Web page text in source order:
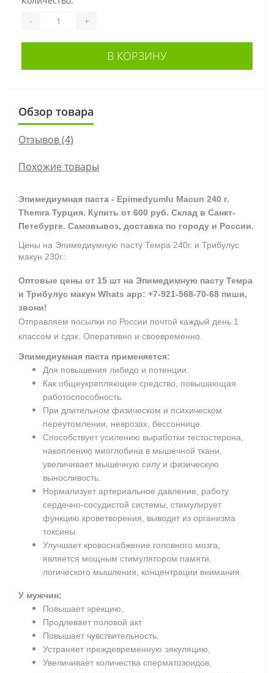
- +
В КОРЗИНУ
Обзор товара
Отзывов (4)
Похожие товары
Эпимедиумная паста - Epimedyumlu Macun 240 г.
Themra Турция. Купить от 600 руб. Склад в Санкт-
Петебурге. Самовывоз, доставка по городу и России.
Цены на Эпимедиумную пасту Темра 240г. и Трибулус
макун 230г.:
Оптовые цены от 15 шт на Эпимедимную пасту Темра
и Трибулус макун Whats app: +7-921-568-70-68 пиши,
звони!
Отправляем посылки по России почтой каждый день 1
классом и сдэк. Оперативно и своевременно.
Эпимедиумная паста применяется:
Для повышения либидо и потенции.
Как общеукрепляющее средство, повышающая
работоспособность.
При длительном физическом и психическом
переутомлении, неврозах, бессоннице.
Способствует усилению выработки тестостерона,
накоплению миоглобина в мышечной ткани,
увеличивает мышечную силу и физическую
выносливость.
Нормализует артериальное давление, работу
сердечно-сосудистой системы, стимулирует
функцию кроветворения, выводит из организма
токсины.
Улучшает кровоснабжение головного мозга,
является мощным стимулятором памяти,
логического мышления, концентрации внимания.
У мужчин:
Повышает эрекцию,
Продлевает половой акт
Повышает чувствительность,
Устраняет преждевременную эякуляцию,
Увеличивает количества сперматозоидов,